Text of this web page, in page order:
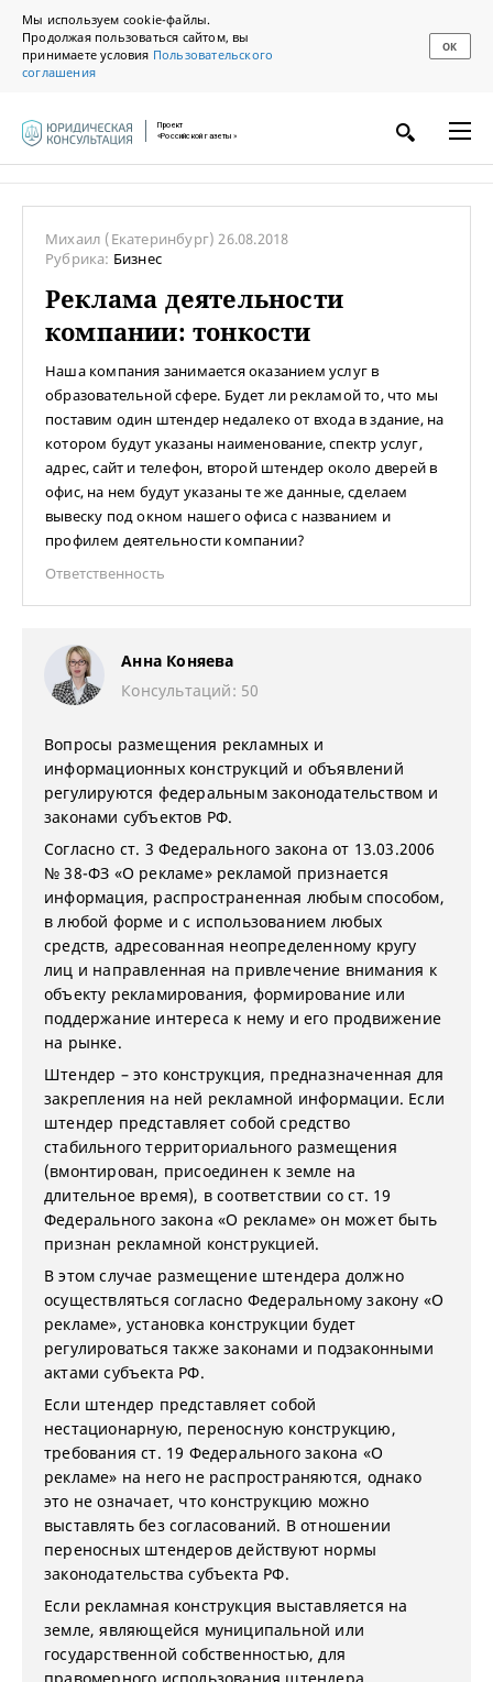
Мы используем cookie-файлы.
Продолжая пользоваться сайтом, вы
принимаете условия Пользовательского
соглашения
ОК
Проект
«Российской газеты»
Михаил (Екатеринбург)26.08.2018
Рубрика: Бизнес
Реклама деятельности
компании: тонкости
Наша компания занимается оказанием услуг в
образовательной сфере. Будет ли рекламой то, что мы
поставим один штендер недалеко от входа в здание, на
котором будут указаны наименование, спектр услуг,
адрес, сайт и телефон, второй штендер около дверей в
офис, на нем будут указаны те же данные, сделаем
вывеску под окном нашего офиса с названием и
профилем деятельности компании?
Ответственность
Анна Коняева
Консультаций: 50
Вопросы размещения рекламных и
информационных конструкций и объявлений
регулируются федеральным законодательством и
законами субъектов РФ.
Согласно ст. 3 Федерального закона от 13.03.2006
№ 38-ФЗ «О рекламе» рекламой признается
информация, распространенная любым способом,
в любой форме и с использованием любых
средств, адресованная неопределенному кругу
лиц и направленная на привлечение внимания к
объекту рекламирования, формирование или
поддержание интереса к нему и его продвижение
на рынке.
Штендер – это конструкция, предназначенная для
закрепления на ней рекламной информации. Если
штендер представляет собой средство
стабильного территориального размещения
(вмонтирован, присоединен к земле на
длительное время), в соответствии со ст. 19
Федерального закона «О рекламе» он может быть
признан рекламной конструкцией.
В этом случае размещение штендера должно
осуществляться согласно Федеральному закону «О
рекламе», установка конструкции будет
регулироваться также законами и подзаконными
актами субъекта РФ.
Если штендер представляет собой
нестационарную, переносную конструкцию,
требования ст. 19 Федерального закона «О
рекламе» на него не распространяются, однако
это не означает, что конструкцию можно
выставлять без согласований. В отношении
переносных штендеров действуют нормы
законодательства субъекта РФ.
Если рекламная конструкция выставляется на
земле, являющейся муниципальной или
государственной собственностью, для